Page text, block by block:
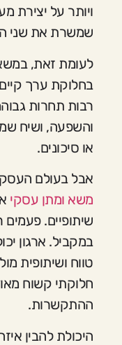
ויותר על יצירת
שמשרת את שני
לעומת זאת,
בחלוקת ערך
רבות תחרות
והשפעה, ושיח
או סיכונים.
אבל בעולם
משא ומתן עסקי
שיתופיים. פעמים
במקביל. ארגון
טווח ושיתופית
חלוקתי קשוח
ההתקשרות.
היכולת להבין